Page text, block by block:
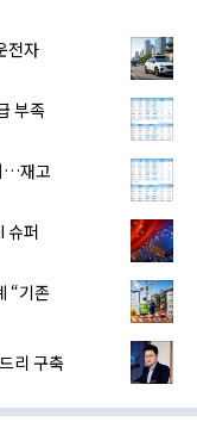
전자
부족
…재고
슈퍼
“기존
리 구축